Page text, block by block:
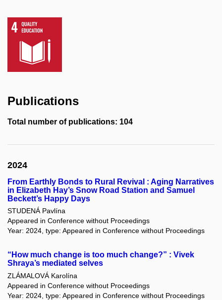
Publications
Total number of publications: 104
2024
From Earthly Bonds to Rural Revival : Aging Narratives
in Elizabeth Hay’s Snow Road Station and Samuel
Beckett’s Happy Days
STUDENÁ Pavlína
Appeared in Conference without Proceedings
Year: 2024, type: Appeared in Conference without Proceedings
“How much change is too much change?” : Vivek
Shraya’s mediated selves
ZLÁMALOVÁ Karolína
Appeared in Conference without Proceedings
Year: 2024, type: Appeared in Conference without Proceedings